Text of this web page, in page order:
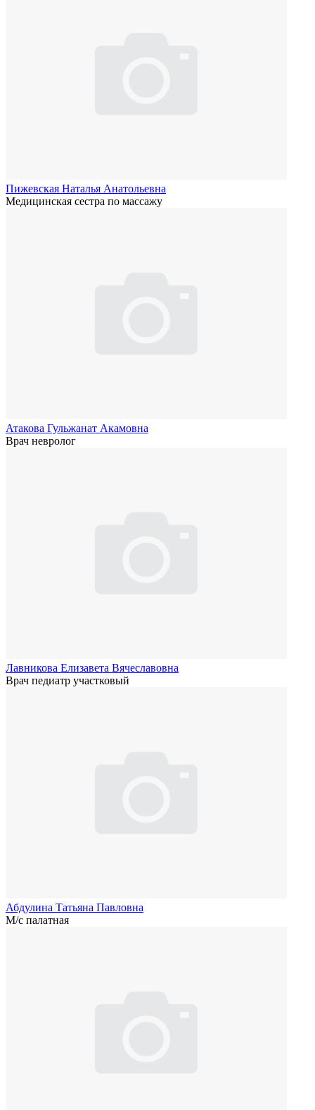
Пижевская Наталья Анатольевна
Медицинская сестра по массажу
Атакова Гульжанат Акамовна
Врач невролог
Лавникова Елизавета Вячеславовна
Врач педиатр участковый
Абдулина Татьяна Павловна
М/с палатная